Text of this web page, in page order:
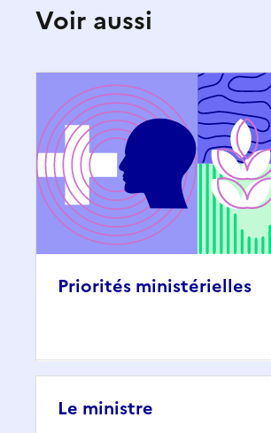
Voir aussi
Priorités ministérielles
Le ministre